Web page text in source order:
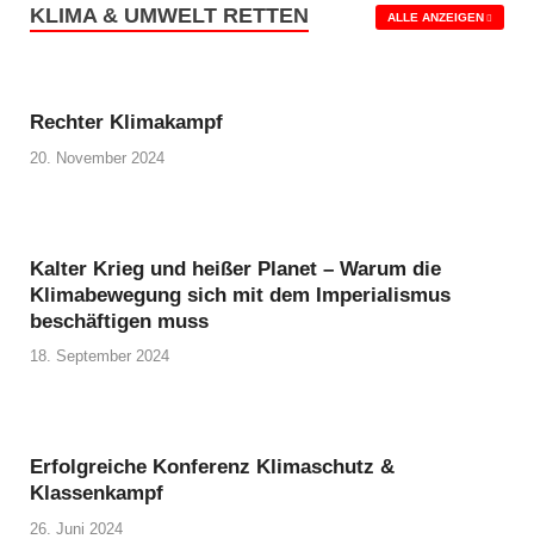
KLIMA & UMWELT RETTEN ALLE ANZEIGEN
Rechter Klimakampf
20. November 2024
Kalter Krieg und heißer Planet – Warum die
Klimabewegung sich mit dem Imperialismus
beschäftigen muss
18. September 2024
Erfolgreiche Konferenz Klimaschutz &
Klassenkampf
26. Juni 2024